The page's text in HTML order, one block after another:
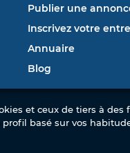
Publier une
Inscrivez votre
Annuaire
Blog
et ceux de tiers à
basé sur vos